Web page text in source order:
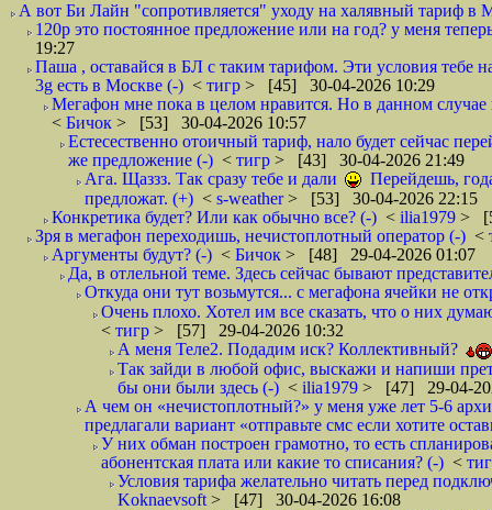
А вот Би Лайн "сопротивляется" уходу на халявный тариф в
120р это постоянное предложение или на год? у меня
19:27
Паша , оставайся в БЛ с таким тарифом. Эти условия
3g есть в Москве (-) < тигр > [45] 30-04-2026 10:29
Мегафон мне пока в целом нравится. Но в данном
< Бичок > [53] 30-04-2026 10:57
Естесественно отоичный тариф, нало будет сейчас
же предложение (-) < тигр > [43] 30-04-2026 21:49
Ага. Щаззз. Так сразу тебе и дали
Перейдешь,
предложат. (+) < s-weather> [53] 30-04-2026 22:15
Конкретика будет? Или как обычно все? (-) < ilia1979 >
Зря в мегафон переходишь, нечистоплотный оператор (-) <
Аргументы будут? (-) < Бичок > [48] 29-04-2026 01:07
Да, в отлельной теме. Здесь сейчас бывают
Откуда они тут возьмутся... с мегафона ячейки не
Очень плохо. Хотел им все сказать, что о них
< тигр > [57] 29-04-2026 10:32
А меня Теле2. Подадим иск? Коллективный?
Так зайди в любой офис, выскажи и напиши
бы они были здесь (-) < ilia1979 > [47] 29-04-
А чем он «нечистоплотный?» у меня уже лет 5-6
предлагали вариант «отправьте смс если хотите
У них обман построен грамотно, то есть
абонентская плата или какие то списания? (-) <
Условия тарифа желательно читать перед
Koknaevsoft > [47] 30-04-2026 16:08